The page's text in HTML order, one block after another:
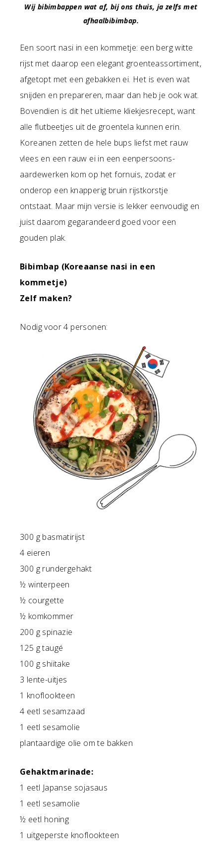
Wij bibimbappen wat af, bij ons thuis, ja zelfs met
afhaalbibimbap.
Een soort nasi in een kommetje: een berg witte
rijst met daarop een elegant groenteassortiment,
afgetopt met een gebakken ei. Het is even wat
snijden en prepareren, maar dan heb je ook wat.
Bovendien is dit het ultieme kliekjesrecept, want
alle flutbeetjes uit de groentela kunnen erin.
Koreanen zetten de hele bups liefst met rauw
vlees en een rauw ei in een eenpersoons-
aardewerken kom op het fornuis, zodat er
onderop een knapperig bruin rijstkorstje
ontstaat. Maar mijn versie is lekker eenvoudig en
juist daarom gegarandeerd goed voor een
gouden plak.
Bibimbap (Koreaanse nasi in een
kommetje)
Zelf maken?
Nodig voor 4 personen:
300 g basmatirijst
4 eieren
300 g rundergehakt
½ winterpeen
½ courgette
½ komkommer
200 g spinazie
125 g taugé
100 g shiitake
3 lente-uitjes
1 knoflookteen
4 eetl sesamzaad
1 eetl sesamolie
plantaardige olie om te bakken
Gehaktmarinade:
1 eetl Japanse sojasaus
1 eetl sesamolie
½ eetl honing
1 uitgeperste knoflookteen